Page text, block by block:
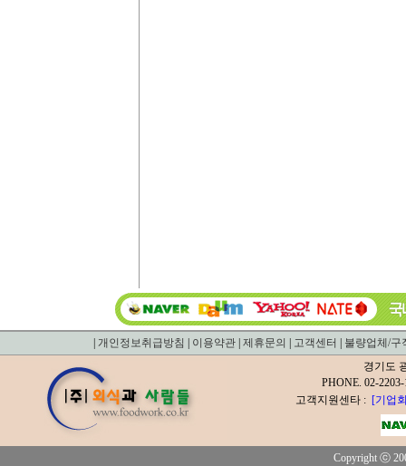
개인정보취급방침 이용약관 제휴문의 고객센터
불량업체/구
경기도
PHONE. 02-
고객지원센타 : [기업
Copyright ⓒ